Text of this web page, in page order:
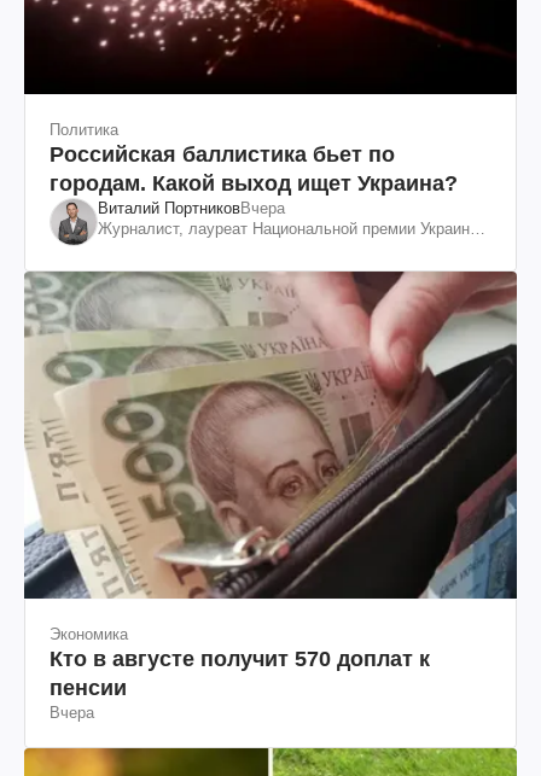
Политика
Российская баллистика бьет по
городам. Какой выход ищет Украина?
Виталий ПортниковВчера
Журналист, лауреат Национальной премии Украины
Экономика
Кто в августе получит 570 доплат к
пенсии
Вчера